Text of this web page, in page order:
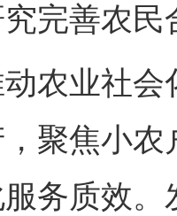
完善农
业社会
聚焦小
务质效